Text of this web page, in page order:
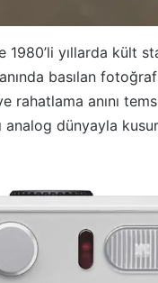
1980’li yıllarda kült
basılan fotoğraf
rahatlama anını
analog dünyayla